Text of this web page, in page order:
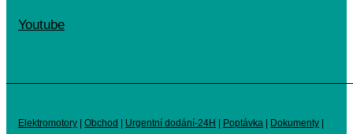
Youtube
Elektromotory Obchod Urgentní dodání-24H Poptávka Dokumenty